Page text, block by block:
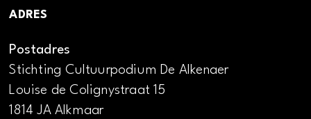
ADRES
Postadres
Stichting Cultuurpodium De Alkenaer
Louise de Colignystraat 15
1814 JA Alkmaar